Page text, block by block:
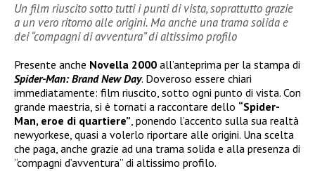
Un film riuscito sotto tutti i punti di vista, soprattutto grazie
a un vero ritorno alle origini. Ma anche una trama solida e
dei “compagni di avventura” di altissimo profilo
Presente anche Novella 2000 all’anteprima per la stampa di
Spider-Man: Brand New Day. Doveroso essere chiari
immediatamente: film riuscito, sotto ogni punto di vista. Con
grande maestria, si è tornati a raccontare dello “Spider-
Man, eroe di quartiere”, ponendo l’accento sulla sua realtà
newyorkese, quasi a volerlo riportare alle origini. Una scelta
che paga, anche grazie ad una trama solida e alla presenza di
“compagni d’avventura” di altissimo profilo.